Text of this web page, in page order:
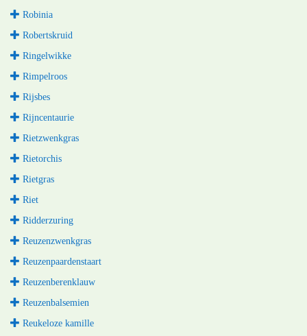
Robinia
Robertskruid
Ringelwikke
Rimpelroos
Rijsbes
Rijncentaurie
Rietzwenkgras
Rietorchis
Rietgras
Riet
Ridderzuring
Reuzenzwenkgras
Reuzenpaardenstaart
Reuzenberenklauw
Reuzenbalsemien
Reukeloze kamille